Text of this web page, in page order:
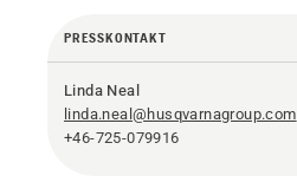
PRESSKONTAKT
Linda Neal
linda.neal@husqvarnagroup.com
+46-725-079916